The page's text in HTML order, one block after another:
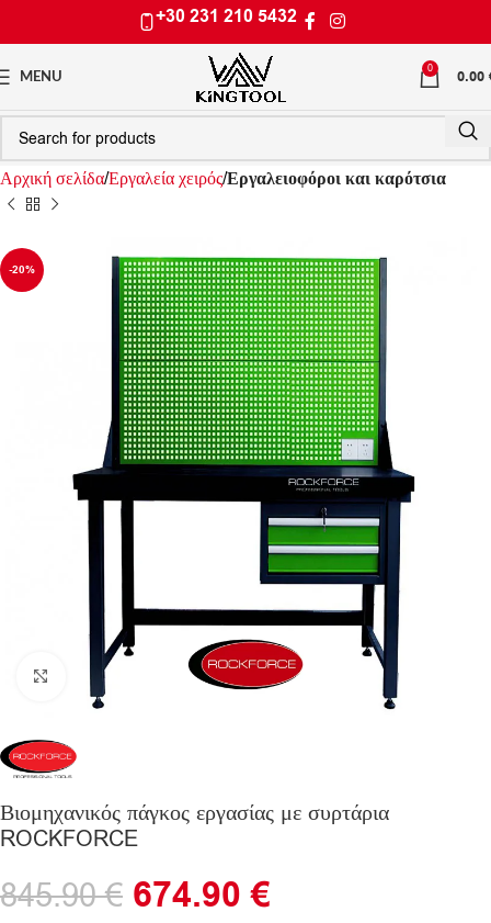
+30 231 210 5432
MENU
0 0.00
Αρχική σελίδαΕργαλεία χειρόςΕργαλειοφόροι και καρότσια
-20%
Click to enlarge
Βιομηχανικός πάγκος εργασίας με συρτάρια
ROCKFORCE
845.90€ 674.90€